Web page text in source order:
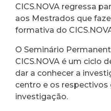
CICS.NOVA regressa
aos Mestrados que
formativa do
O Seminário
CICS.NOVA é um ciclo
dar a conhecer a
centro e os respectivos
investigação.